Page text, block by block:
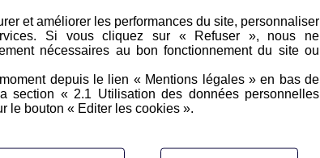
et améliorer les performances du site, personnaliser
Si vous cliquez sur « Refuser », nous ne
nécessaires au bon fonctionnement du site ou
depuis le lien « Mentions légales » en bas de
section « 2.1 Utilisation des données personnelles
le bouton « Editer les cookies ».